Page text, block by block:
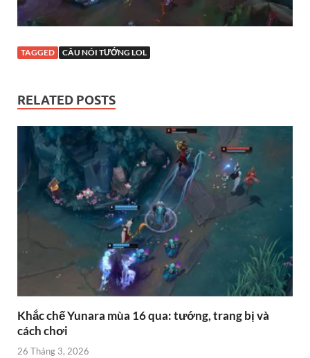
TAGGED CÂU NÓI TƯỚNG LOL
RELATED POSTS
Khắc chế Yunara mùa 16 qua: tướng, trang bị và
cách chơi
26 Tháng 3, 2026